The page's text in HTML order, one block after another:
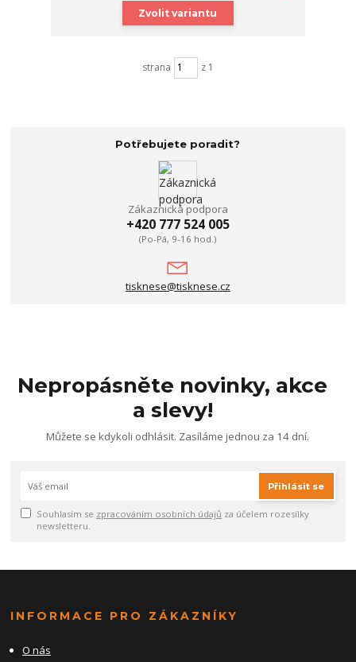
Zvolit variantu
strana z 1
Potřebujete poradit?
Zákaznická podpora
+420 777 524 005
(Po-Pá, 9-16 hod.)
tisknese@tisknese.cz
Nepropásněte novinky, akce
a slevy!
Můžete se kdykoli odhlásit. Zasíláme jednou za 14 dní.
Přihlásit se
Souhlasím se zpracováním osobních údajů za účelem rozesílky
newsletteru.
INFORMACE PRO ZÁKAZNÍKY
O nás